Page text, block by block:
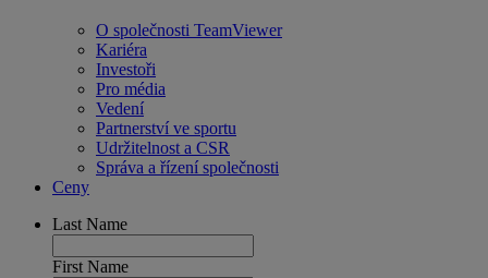
O společnosti TeamViewer
Kariéra
Investoři
Pro média
Vedení
Partnerství ve sportu
Udržitelnost a CSR
Správa a řízení společnosti
Ceny
Last Name
First Name